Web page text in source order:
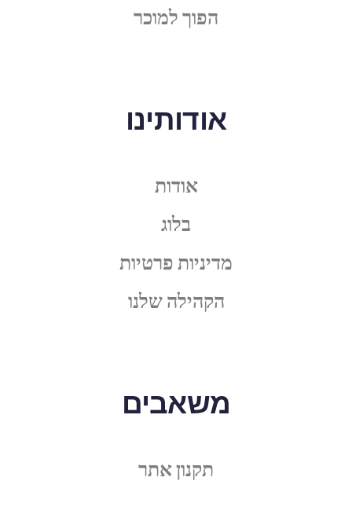
הפוך למוכר
אודותינו
אודות
בלוג
מדיניות פרטיות
הקהילה שלנו
משאבים
תקנון אתר